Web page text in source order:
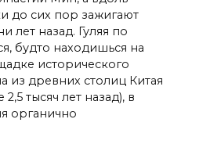
до сих пор зажигают
лет назад. Гуляя по
будто находишься на
исторического
из древних столиц Китая
тысяч лет назад), в
органично